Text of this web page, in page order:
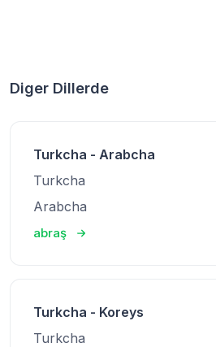
Diger Dillerde
Turkcha - Arabcha
Turkcha
Arabcha
abraş
Turkcha - Koreys
Turkcha